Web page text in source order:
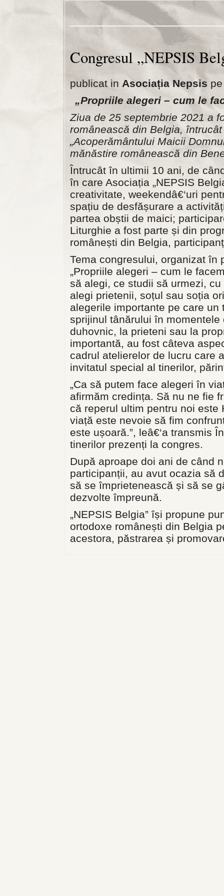
Congresul „NEPSIS
publicat in Asociația Nepsis
„Propriile alegeri – cum le
Ziua de 25 septembrie 2021 a
românească din Belgia,
„Acoperământului Maicii
mănăstire românească din
Întrucât în ultimii 10 ani, de
în care Asociația „NEPSIS
creativitate, weekendâ€‘uri
spațiu de desfășurare a
partea obștii de maici;
Liturghie a fost parte și din
românești din Belgia,
Tema congresului, organizat în
„Propriile alegeri – cum le
să alegi, ce studii să urmezi,
alegi prietenii, soțul sau soția
alegerile importante pe care
sprijinul tânărului în
duhovnic, la prieteni sau la
importantă, au fost câteva
cadrul atelierelor de lucru care
invitatul special al tinerilor,
„Ca să putem face alegeri în
afirmăm credința. Să nu ne fie
că reperul ultim pentru noi
viață este nevoie să fim
este ușoară.”, leâ€‘a transmis
tinerilor prezenți la congres.
După aproape doi ani de când
participanții, au avut ocazia să
să se împrietenească și să se
dezvolte împreună.
„NEPSIS Belgia” își propune
ortodoxe românești din Belgia
acestora, păstrarea și